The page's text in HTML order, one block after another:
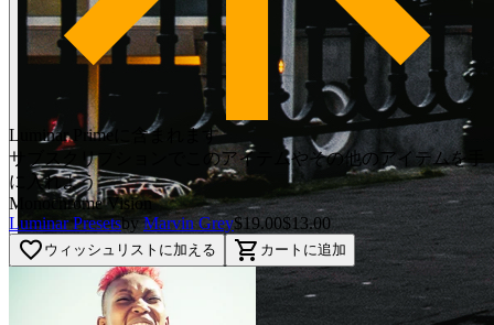
Luminar Primeに含まれます
サブスクリプションでこのアイテムやその他のアイテムを手
に入れよう
Monochrome Vision
Luminar Presetsby Marvin Grey$19.00$13.00
favorite_border ウィッシュリストに加える shopping_cart カートに追加